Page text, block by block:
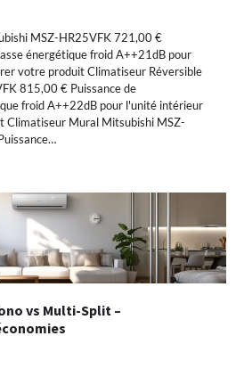
MSZ-HR25VFK 721,00 €
énergétique froid A++21dB pour
votre produit Climatiseur Réversible
815,00 € Puissance de
froid A++22dB pour l'unité intérieur
Climatiseur Mural Mitsubishi MSZ-
vs Multi-Split –